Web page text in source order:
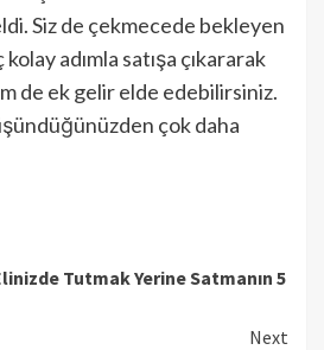
Siz de çekmecede bekleyen
adımla satışa çıkararak
de ek gelir elde edebilirsiniz.
çok daha
Tutmak Yerine Satmanın 5
Next